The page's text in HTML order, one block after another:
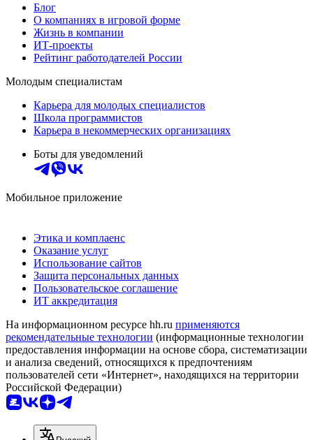
Блог
О компаниях в игровой форме
Жизнь в компании
ИТ-проекты
Рейтинг работодателей России
Молодым специалистам
Карьера для молодых специалистов
Школа программистов
Карьера в некоммерческих организациях
Боты для уведомлений
Мобильное приложение
Этика и комплаенс
Оказание услуг
Использование сайтов
Защита персональных данных
Пользовательское соглашение
ИТ аккредитация
На информационном ресурсе hh.ru применяются
рекомендательные технологии (информационные технологии
предоставления информации на основе сбора, систематизации
и анализа сведений, относящихся к предпочтениям
пользователей сети «Интернет», находящихся на территории
Российской Федерации)